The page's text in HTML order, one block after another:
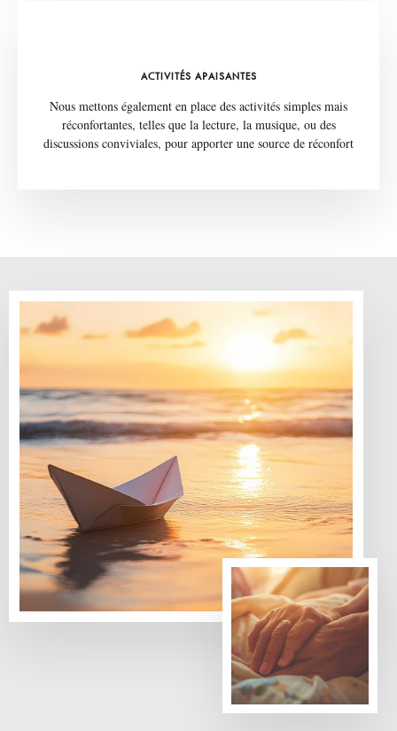
ACTIVITÉS APAISANTES
Nous mettons également en place des activités simples mais
réconfortantes, telles que la lecture, la musique, ou des
discussions conviviales, pour apporter une source de réconfort